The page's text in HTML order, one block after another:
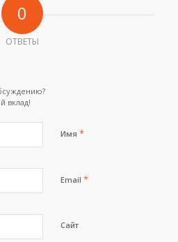
0
ОТВЕТЫ
вклад!
Имя *
Email *
Сайт